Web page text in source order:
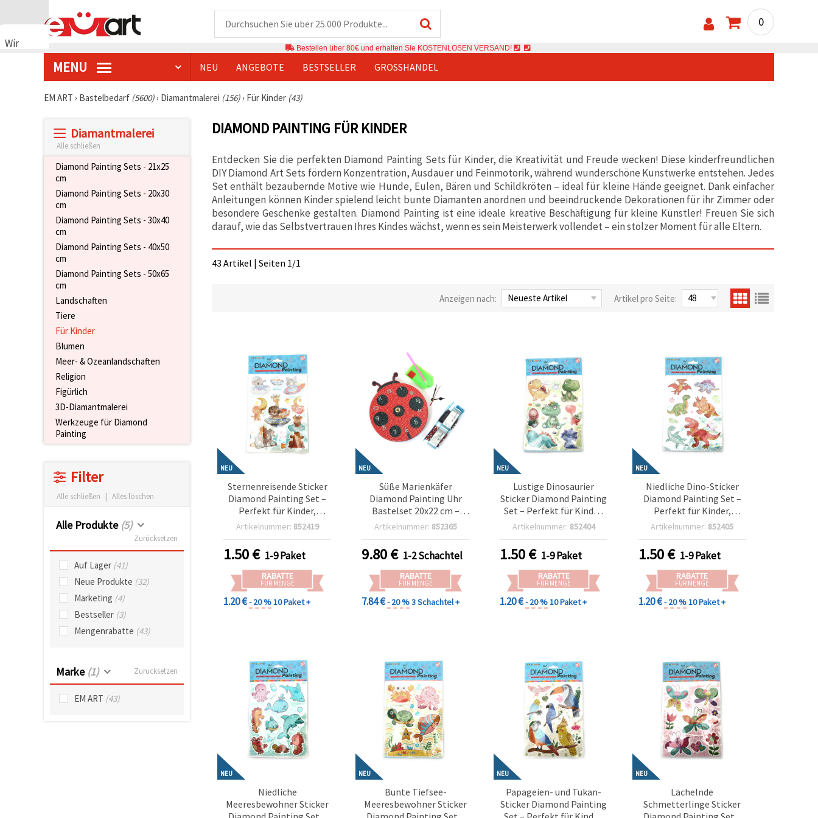
Wir
verwenden
Funktionszwecken,
Einstellungen",
Datenschutzerklärung.
0
Bestellen über 80€ und erhalten Sie KOSTENLOSEN VERSAND!
MENU NEU ANGEBOTE BESTSELLER GROSSHANDEL
EM ART › Bastelbedarf (5600)› Diamantmalerei (156)› Für Kinder (43)
Diamantmalerei
Alle schließen
Diamond Painting Sets - 21x25
cm
Diamond Painting Sets - 20x30
cm
Diamond Painting Sets - 30x40
cm
Diamond Painting Sets - 40x50
cm
Diamond Painting Sets - 50x65
cm
Landschaften
Tiere
Für Kinder
Blumen
Meer- & Ozeanlandschaften
Religion
Figürlich
3D-Diamantmalerei
Werkzeuge für Diamond
Painting
Filter
Alle schließen | Alles löschen
Alle Produkte (5)
Zurücksetzen
Auf Lager (41)
Neue Produkte (32)
Marketing (4)
Bestseller (3)
Mengenrabatte (43)
Marke (1) Zurücksetzen
EM ART (43)
DIAMOND PAINTING FÜR KINDER
Entdecken Sie die perfekten Diamond Painting Sets für Kinder, die Kreativität und Freude wecken! Diese kinderfreundlichen
DIY Diamond Art Sets fördern Konzentration, Ausdauer und Feinmotorik, während wunderschöne Kunstwerke entstehen. Jedes
Set enthält bezaubernde Motive wie Hunde, Eulen, Bären und Schildkröten – ideal für kleine Hände geeignet. Dank einfacher
Anleitungen können Kinder spielend leicht bunte Diamanten anordnen und beeindruckende Dekorationen für ihr Zimmer oder
besondere Geschenke gestalten. Diamond Painting ist eine ideale kreative Beschäftigung für kleine Künstler! Freuen Sie sich
darauf, wie das Selbstvertrauen Ihres Kindes wächst, wenn es sein Meisterwerk vollendet – ein stolzer Moment für alle Eltern.
43 Artikel | Seiten 1/1
Anzeigen nach: Artikel pro Seite:
NEU
Sternenreisende Sticker
Diamond Painting Set –
Perfekt für Kinder,
Weltraum-Motiv &
Artikelnummer: 852419
1.50€ 1-9 Paket
RABATTE
FÜR MENGE
1.20 €- 20 %10 Paket +
NEU
Süße Marienkäfer
Diamond Painting Uhr
Bastelset 20x22 cm –
Perfekt für kreatives
Naturkunst-Liebhaber
DZBCX17361
Artikelnummer: 852365
9.80€ 1-2 Schachtel
RABATTE
FÜR MENGE
7.84 €- 20 %3 Schachtel +
NEU
Lustige Dinosaurier
Sticker Diamond Painting
Set – Perfekt für Kinder,
kreatives Spielen &
Artikelnummer: 852404
1.50€ 1-9 Paket
RABATTE
FÜR MENGE
1.20 €- 20 %10 Paket +
NEU
Niedliche Dino-Sticker
Diamond Painting Set –
Perfekt für Kinder,
kreativer Bastelspaß &
Artikelnummer: 852405
1.50€ 1-9 Paket
RABATTE
FÜR MENGE
1.20 €- 20 %10 Paket +
NEU
Niedliche
Meeresbewohner Sticker
NEU
Bunte Tiefsee-
Meeresbewohner Sticker
NEU
Papageien- und Tukan-
Sticker Diamond Painting
NEU
Lächelnde
Schmetterlinge Sticker